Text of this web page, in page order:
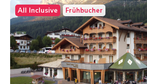
All Inclusive Frühbucher